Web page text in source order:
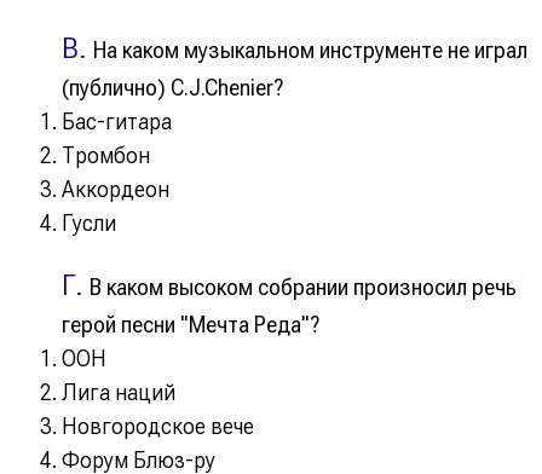
В. На каком музыкальном инструменте не играл
(публично) С.J.Chenier?
Бас-гитара
Тромбон
Аккордеон
Гусли
Г. В каком высоком собрании произносил речь
герой песни "Мечта Реда"?
ООН
Лига наций
Новгородское вече
Форум Блюз-ру